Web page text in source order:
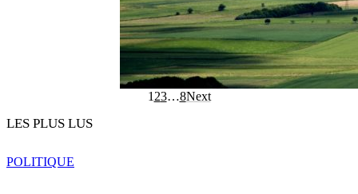
1 23…8Next
LES PLUS LUS
POLITIQUE